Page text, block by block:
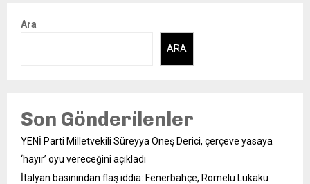
Ara
ARA
Son Gönderilenler
YENİ Parti Milletvekili Süreyya Öneş Derici, çerçeve yasaya
‘hayır’ oyu vereceğini açıkladı
İtalyan basınından flaş iddia: Fenerbahçe, Romelu Lukaku